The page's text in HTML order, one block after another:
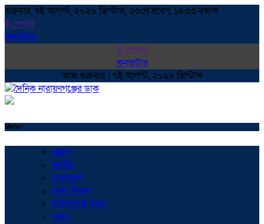
শুক্রবার, ৭ই আগস্ট, ২০২৬ খ্রিস্টাব্দ, ২৩শে শ্রাবণ, ১৪৩৩ বঙ্গাব্দ
ই পেপার
কনভাটার
ই পেপার
কনভাটার
আজ শুক্রবার | ৭ই আগস্ট, ২০২৬ খ্রিস্টাব্দ
Menu
প্রচ্ছদ
জাতীয়
সারাদেশ
ঢাকা বিভাগ
নারায়ণগঞ্জ সদর
বন্দর